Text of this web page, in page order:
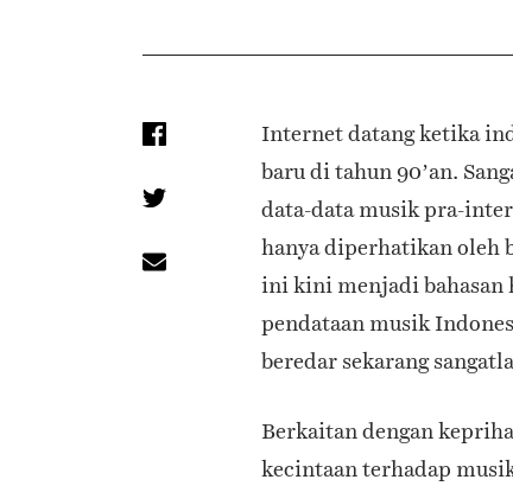
Internet datang ketika
baru di tahun 90’an.
data-data musik pra-
hanya diperhatikan oleh
ini kini menjadi bahasan
pendataan musik
beredar sekarang
Berkaitan dengan
kecintaan terhadap